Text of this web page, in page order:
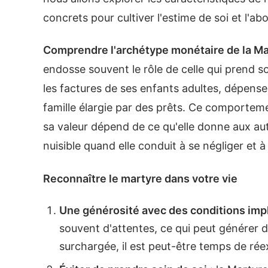
concrets pour cultiver l'estime de soi et
Comprendre l'archétype monétaire de la
endosse souvent le rôle de celle qui prend
les factures de ses enfants adultes,
famille élargie par des prêts. Ce
sa valeur dépend de ce qu'elle donne aux
nuisible quand elle conduit à se négliger et
Reconnaître le martyre dans votre vie
Une générosité avec des conditions
souvent d'attentes, ce qui peut générer
surchargée, il est peut-être temps de